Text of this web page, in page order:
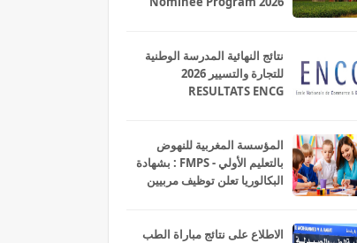
نتائج النهائية المدرسة الوطنية
للتجارة والتسيير 2026
RESULTATS ENCG
المؤسسة المغربية للنهوض
بالتعليم الأولي - FMPS : بشهادة
البكالوريا تعلن توظيف مربيين
الاطلاع على نتائج مباراة الطب